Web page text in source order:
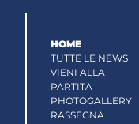
HOME
TUTTE LE NEWS
VIENI ALLA
PARTITA
PHOTOGALLERY
RASSEGNA